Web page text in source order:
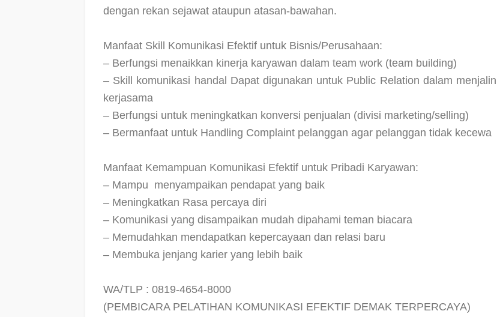
dengan rekan sejawat ataupun atasan-bawahan.
Manfaat Skill Komunikasi Efektif untuk Bisnis/Perusahaan:
– Berfungsi menaikkan kinerja karyawan dalam team work (team building)
– Skill komunikasi handal Dapat digunakan untuk Public Relation dalam menjalin
kerjasama
– Berfungsi untuk meningkatkan konversi penjualan (divisi marketing/selling)
– Bermanfaat untuk Handling Complaint pelanggan agar pelanggan tidak kecewa
Manfaat Kemampuan Komunikasi Efektif untuk Pribadi Karyawan:
– Mampu menyampaikan pendapat yang baik
– Meningkatkan Rasa percaya diri
– Komunikasi yang disampaikan mudah dipahami teman biacara
– Memudahkan mendapatkan kepercayaan dan relasi baru
– Membuka jenjang karier yang lebih baik
WA/TLP : 0819-4654-8000
(PEMBICARA PELATIHAN KOMUNIKASI EFEKTIF DEMAK TERPERCAYA)